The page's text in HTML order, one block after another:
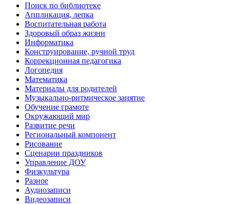
Поиск по библиотеке
Аппликация, лепка
Воспитательная работа
Здоровый образ жизни
Информатика
Конструирование, ручной труд
Коррекционная педагогика
Логопедия
Математика
Материалы для родителей
Музыкально-ритмическое занятие
Обучение грамоте
Окружающий мир
Развитие речи
Региональный компонент
Рисование
Сценарии праздников
Управление ДОУ
Физкультура
Разное
Аудиозаписи
Видеозаписи